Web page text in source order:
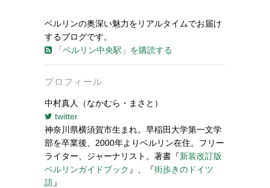
ベルリンの奥深い魅力をリアルタイムでお届け
するブログです。
「ベルリン中央駅」を購読する
プロフィール
中村真人（なかむら・まさと）
twitter
神奈川県横須賀市生まれ。早稲田大学第一文学
部を卒業後、2000年よりベルリン在住。フリー
ライター、ジャーナリスト。著書『新装改訂版
ベルリンガイドブック 』、『街歩きのドイツ
語』